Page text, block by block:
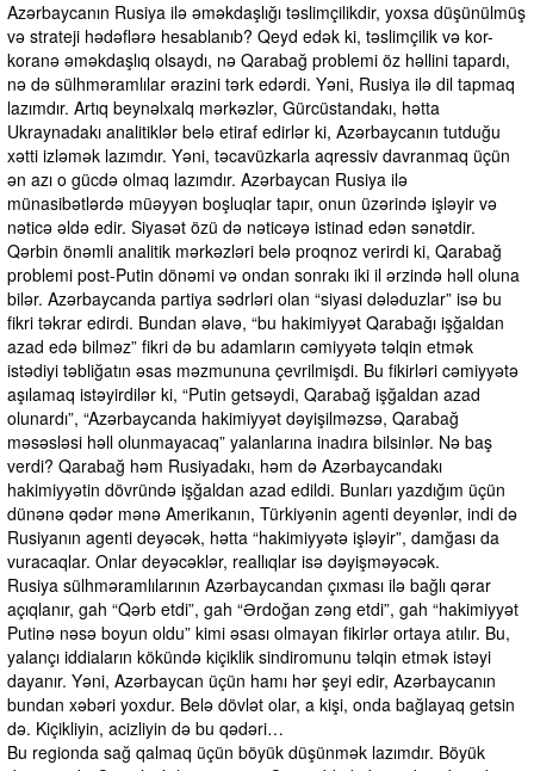
Azərbaycanın Rusiya ilə əməkdaşlığı təslimçilikdir, yoxsa düşünülmüş
və strateji hədəflərə hesablanıb? Qeyd edək ki, təslimçilik və kor-
koranə əməkdaşlıq olsaydı, nə Qarabağ problemi öz həllini tapardı,
nə də sülhməramlılar ərazini tərk edərdi. Yəni, Rusiya ilə dil tapmaq
lazımdır. Artıq beynəlxalq mərkəzlər, Gürcüstandakı, hətta
Ukraynadakı analitiklər belə etiraf edirlər ki, Azərbaycanın tutduğu
xətti izləmək lazımdır. Yəni, təcavüzkarla aqressiv davranmaq üçün
ən azı o gücdə olmaq lazımdır. Azərbaycan Rusiya ilə
münasibətlərdə müəyyən boşluqlar tapır, onun üzərində işləyir və
nəticə əldə edir. Siyasət özü də nəticəyə istinad edən sənətdir.
Qərbin önəmli analitik mərkəzləri belə proqnoz verirdi ki, Qarabağ
problemi post-Putin dönəmi və ondan sonrakı iki il ərzində həll oluna
bilər. Azərbaycanda partiya sədrləri olan “siyasi dələduzlar” isə bu
fikri təkrar edirdi. Bundan əlavə, “bu hakimiyyət Qarabağı işğaldan
azad edə bilməz” fikri də bu adamların cəmiyyətə təlqin etmək
istədiyi təbliğatın əsas məzmununa çevrilmişdi. Bu fikirləri cəmiyyətə
aşılamaq istəyirdilər ki, “Putin getsəydi, Qarabağ işğaldan azad
olunardı”, “Azərbaycanda hakimiyyət dəyişilməzsə, Qarabağ
məsəsləsi həll olunmayacaq” yalanlarına inadıra bilsinlər. Nə baş
verdi? Qarabağ həm Rusiyadakı, həm də Azərbaycandakı
hakimiyyətin dövründə işğaldan azad edildi. Bunları yazdığım üçün
dünənə qədər mənə Amerikanın, Türkiyənin agenti deyənlər, indi də
Rusiyanın agenti deyəcək, hətta “hakimiyyətə işləyir”, damğası da
vuracaqlar. Onlar deyəcəklər, reallıqlar isə dəyişməyəcək.
Rusiya sülhməramlılarının Azərbaycandan çıxması ilə bağlı qərar
açıqlanır, gah “Qərb etdi”, gah “Ərdoğan zəng etdi”, gah “hakimiyyət
Putinə nəsə boyun oldu” kimi əsası olmayan fikirlər ortaya atılır. Bu,
yalançı iddiaların kökündə kiçiklik sindiromunu təlqin etmək istəyi
dayanır. Yəni, Azərbaycan üçün hamı hər şeyi edir, Azərbaycanın
bundan xəbəri yoxdur. Belə dövlət olar, a kişi, onda bağlayaq getsin
də. Kiçikliyin, acizliyin də bu qədəri…
Bu regionda sağ qalmaq üçün böyük düşünmək lazımdır. Böyük